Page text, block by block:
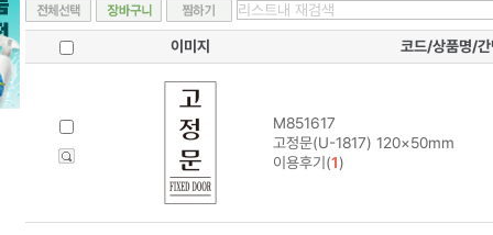
이미지 코드/상품명/간
M851617
고정문(U-1817) 120×50mm
이용후기(1)